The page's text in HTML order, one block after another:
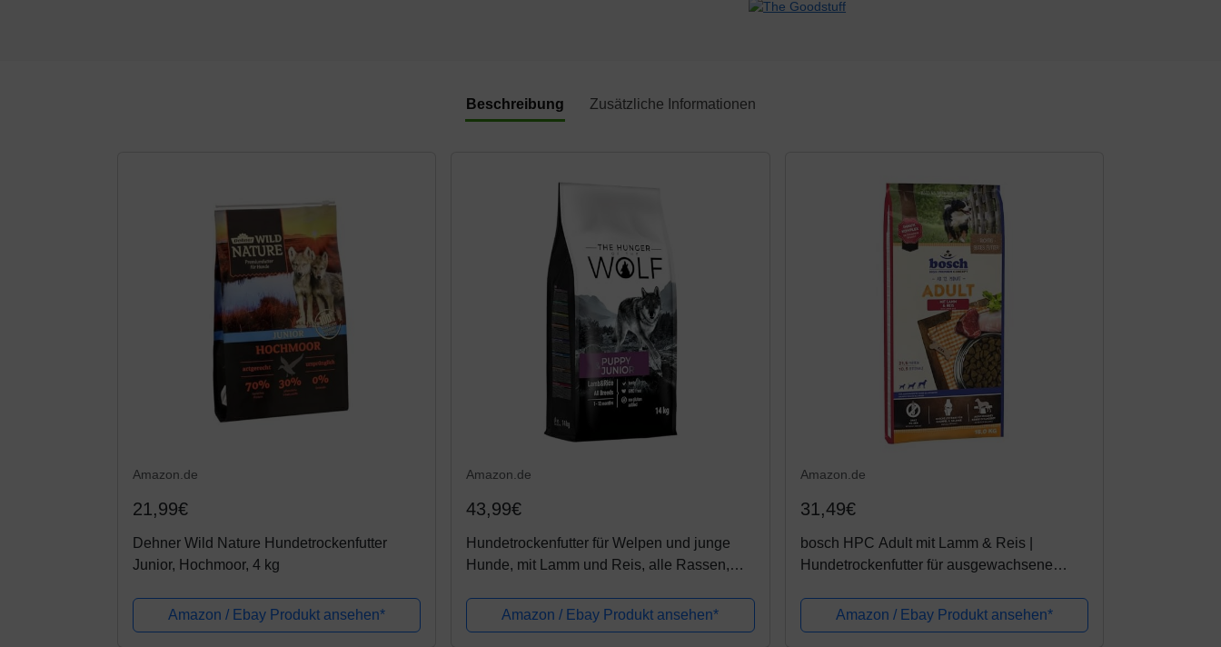
Beschreibung Zusätzliche Informationen
Amazon.de
21,99€
Dehner Wild Nature Hundetrockenfutter
Junior, Hochmoor, 4 kg
Amazon / Ebay Produkt ansehen*
Amazon.de
43,99€
Hundetrockenfutter für Welpen und junge
Hunde, mit Lamm und Reis, alle Rassen,
Amazon / Ebay Produkt ansehen*
Amazon.de
31,49€
bosch HPC Adult mit Lamm & Reis |
Hundetrockenfutter für ausgewachsene
Amazon / Ebay Produkt ansehen*